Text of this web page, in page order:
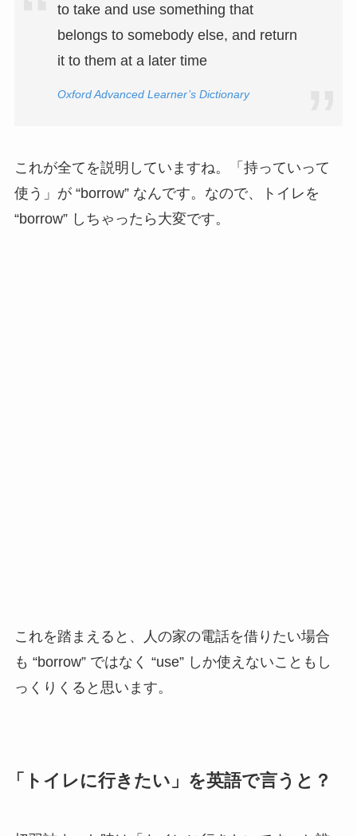
to take and use something that
belongs to somebody else, and return
it to them at a later time
Oxford Advanced Learner’s Dictionary
これが全てを説明していますね。「持っていって
使う」が “borrow” なんです。なので、トイレを
“borrow” しちゃったら大変です。
これを踏まえると、人の家の電話を借りたい場合
も “borrow” ではなく “use” しか使えないこともし
っくりくると思います。
「トイレに行きたい」を英語で言うと？